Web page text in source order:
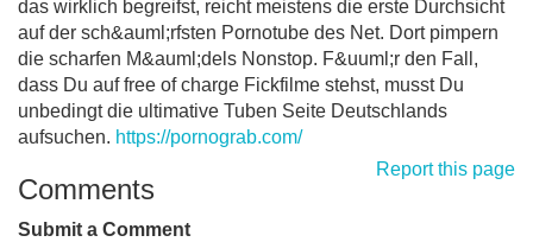
das wirklich begreifst, reicht meistens die erste Durchsicht
auf der sch&auml;rfsten Pornotube des Net. Dort pimpern
die scharfen M&auml;dels Nonstop. F&uuml;r den Fall,
dass Du auf free of charge Fickfilme stehst, musst Du
unbedingt die ultimative Tuben Seite Deutschlands
aufsuchen. https://pornograb.com/
Report this page
Comments
Submit a Comment